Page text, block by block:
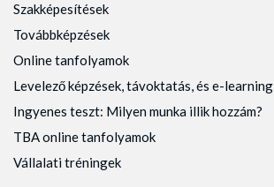
Szakképesítések
Továbbképzések
Online tanfolyamok
Levelező képzések, távoktatás, és e-learning
Ingyenes teszt: Milyen munka illik hozzám?
TBA online tanfolyamok
Vállalati tréningek